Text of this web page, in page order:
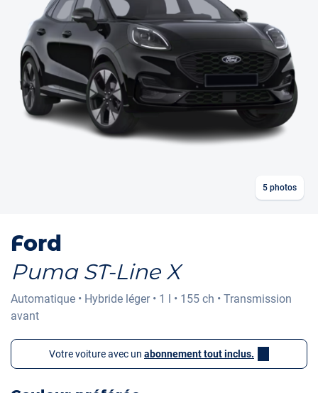
5 photos
Ford
Puma ST-Line X
Automatique • Hybride léger • 1 l • 155 ch • Transmission
avant
Votre voiture avec un abonnement tout inclus.